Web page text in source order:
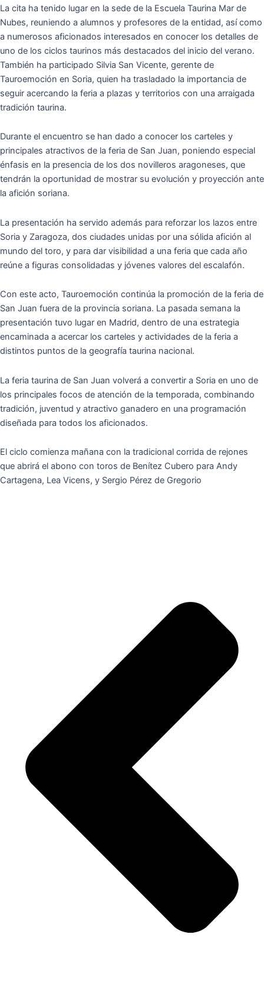
La cita ha tenido lugar en la sede de la Escuela Taurina Mar de
Nubes, reuniendo a alumnos y profesores de la entidad, así como
a numerosos aficionados interesados en conocer los detalles de
uno de los ciclos taurinos más destacados del inicio del verano.
También ha participado Silvia San Vicente, gerente de
Tauroemoción en Soria, quien ha trasladado la importancia de
seguir acercando la feria a plazas y territorios con una arraigada
tradición taurina.
Durante el encuentro se han dado a conocer los carteles y
principales atractivos de la feria de San Juan, poniendo especial
énfasis en la presencia de los dos novilleros aragoneses, que
tendrán la oportunidad de mostrar su evolución y proyección ante
la afición soriana.
La presentación ha servido además para reforzar los lazos entre
Soria y Zaragoza, dos ciudades unidas por una sólida afición al
mundo del toro, y para dar visibilidad a una feria que cada año
reúne a figuras consolidadas y jóvenes valores del escalafón.
Con este acto, Tauroemoción continúa la promoción de la feria de
San Juan fuera de la provincia soriana. La pasada semana la
presentación tuvo lugar en Madrid, dentro de una estrategia
encaminada a acercar los carteles y actividades de la feria a
distintos puntos de la geografía taurina nacional.
La feria taurina de San Juan volverá a convertir a Soria en uno de
los principales focos de atención de la temporada, combinando
tradición, juventud y atractivo ganadero en una programación
diseñada para todos los aficionados.
El ciclo comienza mañana con la tradicional corrida de rejones
que abrirá el abono con toros de Benítez Cubero para Andy
Cartagena, Lea Vicens, y Sergio Pérez de Gregorio